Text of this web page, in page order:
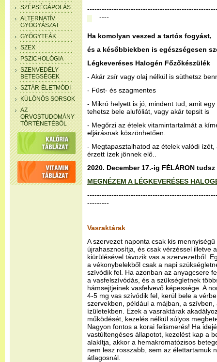
SZÉPSÉGÁPOLÁS
ALTERNATÍV
GYÓGYÁSZAT
GYÓGYTEÁK
SZEX
PSZICHOLÓGIA
SZENVEDÉLY-
BETEGSÉGEK
SZTÁR-ÉLETMÓDI
KÜLÖNÖS SORSOK
AZ
ORVOSTUDOMÁNY
TÖRTÉNETÉBŐL
----
Ha komolyan veszed a tartós fogyást,
és a későbbiekben is egészségesen
Légkeveréses Halogén Főzőkészülék
- Akár zsír vagy olaj nélkül is süthetsz
- Füst- és szagmentes
- Mikró helyett is jó, mindent tud, amit
tehetsz bele alufóliát, vagy akár tepsit is
- Megőrzi az ételek vitamintartalmát a
eljárásnak köszönhetően.
- Megtapasztalhatod az ételek valódi
érzett ízek jönnek elő..
2020. December 17.-ig FÉLÁRON
MEGNÉZEM A LÉGKEVERÉSES
---------
Vasraktárak
A szervezet naponta csak kis
újrahasznosítja, és csak vérzéssel illetve
kiürülésével távozik vas a szervezetből.
a vékonybelekből csak a napi
szívódik fel. Ha azonban az anyagcsere
a vasfelszívódás, és a szükségletnek
hámsejtjeinek vasfelvevő képessége. A
4-5 mg vas szívódik fel, kerül bele a
szervekben, például a májban, a
ízületekben. Ezek a vasraktárak
működését, kezelés nélkül súlyos
Nagyon fontos a korai felismerés! Ha
vastúltengéses állapotot, kezelést kap a
alakítja, akkor a hemakromatózisos
nem lesz rosszabb, sem az élettartamuk
átlagosnál.